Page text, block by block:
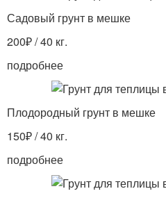
Садовый грунт в мешке
200₽ / 40 кг.
подробнее
Плодородный грунт в мешке
150₽ / 40 кг.
подробнее